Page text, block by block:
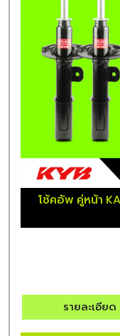
โช้คอัพ คู่หน้า
รายละเอียด